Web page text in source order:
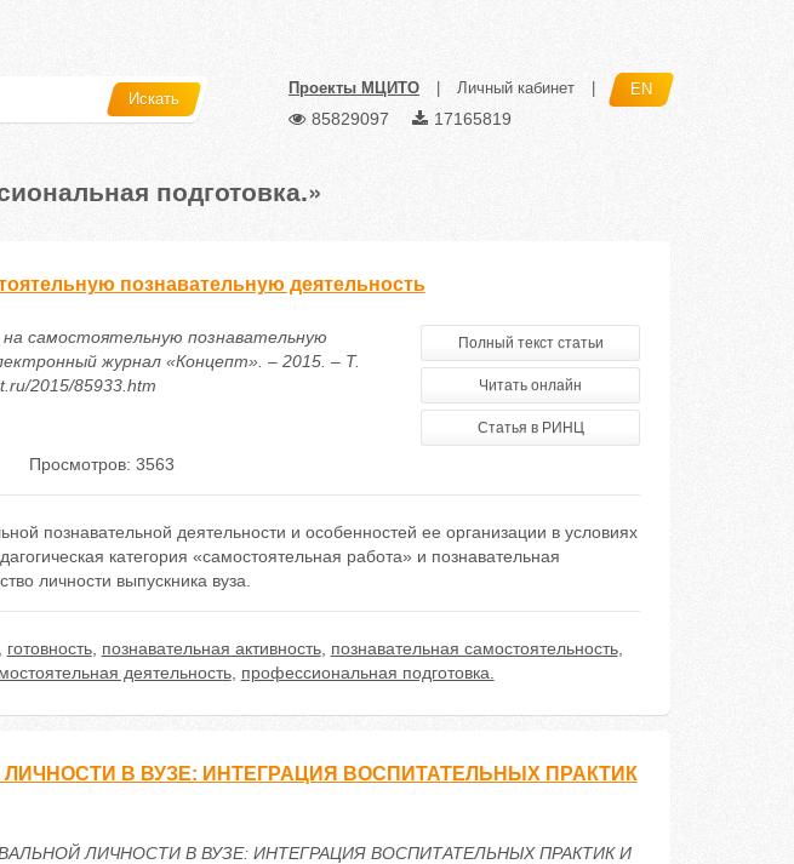
Искать
Проекты МЦИТО Личный кабинет EN
85829097 17165819
подготовка.»
познавательную деятельность
самостоятельную познавательную
журнал «Концепт». – 2015. – Т.
2015/85933.htm
Полный текст статьи
Читать онлайн
Статья в РИНЦ
Просмотров: 3563
познавательной деятельности и особенностей ее организации в условиях
категория «самостоятельная работа» и познавательная
личности выпускника вуза.
готовность, познавательная активность, познавательная самостоятельность,
деятельность, профессиональная подготовка.
В ВУЗЕ: ИНТЕГРАЦИЯ ВОСПИТАТЕЛЬНЫХ ПРАКТИК
ЛИЧНОСТИ В ВУЗЕ: ИНТЕГРАЦИЯ ВОСПИТАТЕЛЬНЫХ ПРАКТИК И